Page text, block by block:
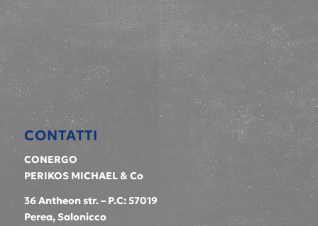
CONTATTI
CONERGO
PERIKOS MICHAEL & Co
36 Antheon str. – P.C: 57019
Perea, Salonicco